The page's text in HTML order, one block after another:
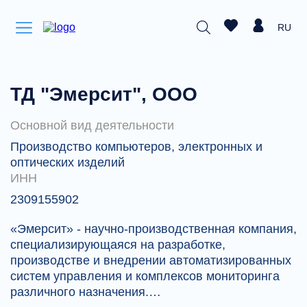
RU
ТД "Эмерсит", ООО
Основной вид деятельности
Производство компьютеров, электронных и
оптических изделий
ИНН
2309155902
«Эмерсит» - научно-производственная компания,
специализирующаяся на разработке,
производстве и внедрении автоматизированных
систем управления и комплексов мониторинга
различного назначения.